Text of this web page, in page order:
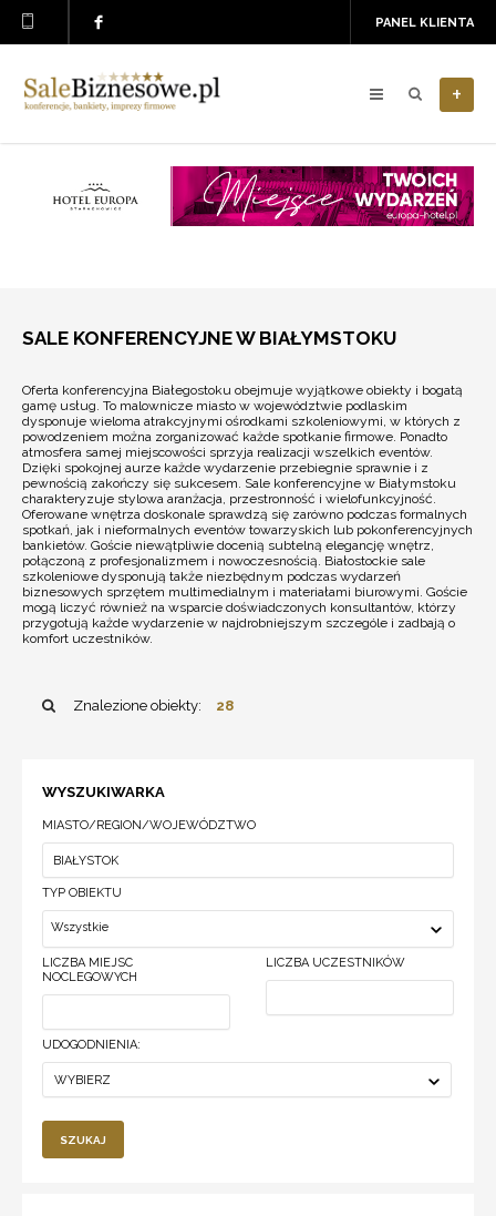
PANEL KLIENTA
+
SALE KONFERENCYJNE W BIAŁYMSTOKU
Oferta konferencyjna Białegostoku obejmuje wyjątkowe obiekty i bogatą
gamę usług. To malownicze miasto w województwie podlaskim
dysponuje wieloma atrakcyjnymi ośrodkami szkoleniowymi, w których z
powodzeniem można zorganizować każde spotkanie firmowe. Ponadto
atmosfera samej miejscowości sprzyja realizacji wszelkich eventów.
Dzięki spokojnej aurze każde wydarzenie przebiegnie sprawnie i z
pewnością zakończy się sukcesem. Sale konferencyjne w Białymstoku
charakteryzuje stylowa aranżacja, przestronność i wielofunkcyjność.
Oferowane wnętrza doskonale sprawdzą się zarówno podczas formalnych
spotkań, jak i nieformalnych eventów towarzyskich lub pokonferencyjnych
bankietów. Goście niewątpliwie docenią subtelną elegancję wnętrz,
połączoną z profesjonalizmem i nowoczesnością. Białostockie sale
szkoleniowe dysponują także niezbędnym podczas wydarzeń
biznesowych sprzętem multimedialnym i materiałami biurowymi. Goście
mogą liczyć również na wsparcie doświadczonych konsultantów, którzy
przygotują każde wydarzenie w najdrobniejszym szczególe i zadbają o
komfort uczestników.
Znalezione obiekty: 28
WYSZUKIWARKA
MIASTO/REGION/WOJEWÓDZTWO
TYP OBIEKTU
Wszystkie
LICZBA MIEJSC
NOCLEGOWYCH
LICZBA UCZESTNIKÓW
UDOGODNIENIA:
WYBIERZ
SZUKAJ